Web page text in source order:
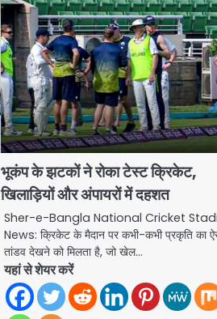
भूकंप के झटकों ने रोका टेस्ट क्रिकेट,
खिलाड़ियों और अंपायरों में दहशत
Sher-e-Bangla National Cricket
News: क्रिकेट के मैदान पर कभी-कभी प्रकृति का
तांडव देखने को मिलता है, जो खेल…
यहां से शेयर करें